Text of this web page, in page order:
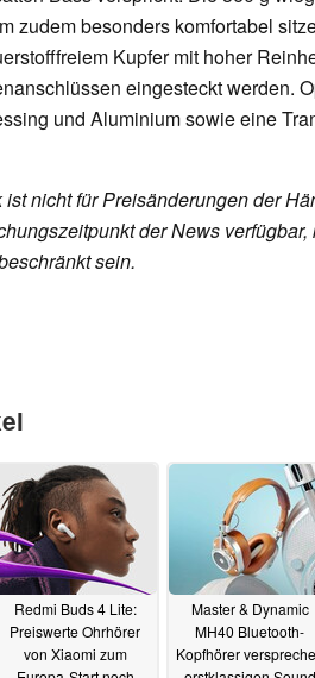
zudem besonders komfortabel
Kupfer mit hoher
eingesteckt werden.
und Aluminium sowie eine
nicht für Preisänderungen der
der News
sein.
Redmi Buds 4 Lite:
Preiswerte Ohrhörer
von Xiaomi zum
Master & Dynamic
MH40 Bluetooth-
Kopfhörer